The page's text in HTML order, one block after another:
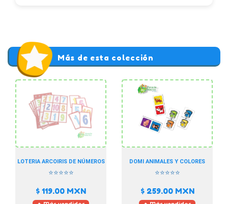
Más de esta colección
LOTERIA ARCOIRIS DE NÚMEROS
⭐⭐⭐⭐⭐
$ 119.00 MXN
DOMI ANIMALES Y COLORES
⭐⭐⭐⭐⭐
$ 259.00MXN